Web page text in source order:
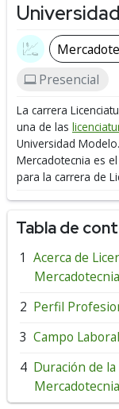
Presencial
La carrera
una de las
Universidad Modelo.
Mercadotecnia es
para la carrera de
Tabla de
Acerca de
Mercadotecnia
Perfil
Campo Laboral
Duración de
Mercadotecnia